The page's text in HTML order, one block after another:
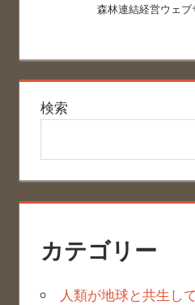
森林連結経営ウェブ
検索
カテゴリー
人類が地球と共生し